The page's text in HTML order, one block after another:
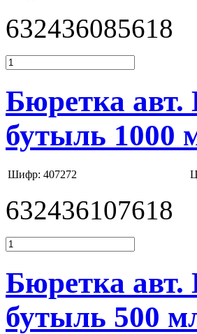
632436085618
Бюретка
бутыль 1000
Шифр: 407272
632436107618
Бюретка
бутыль 500